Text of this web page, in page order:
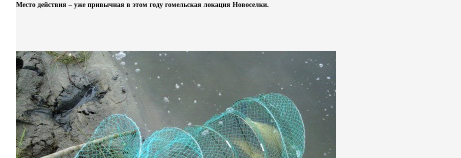
Место действия – уже привычная в этом году гомельская локация Новоселки.